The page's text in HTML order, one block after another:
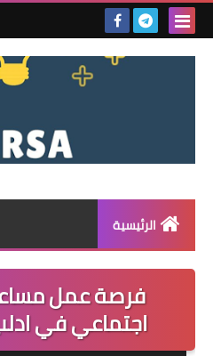
الرئيسية
فرصة عمل
اجتماعي في